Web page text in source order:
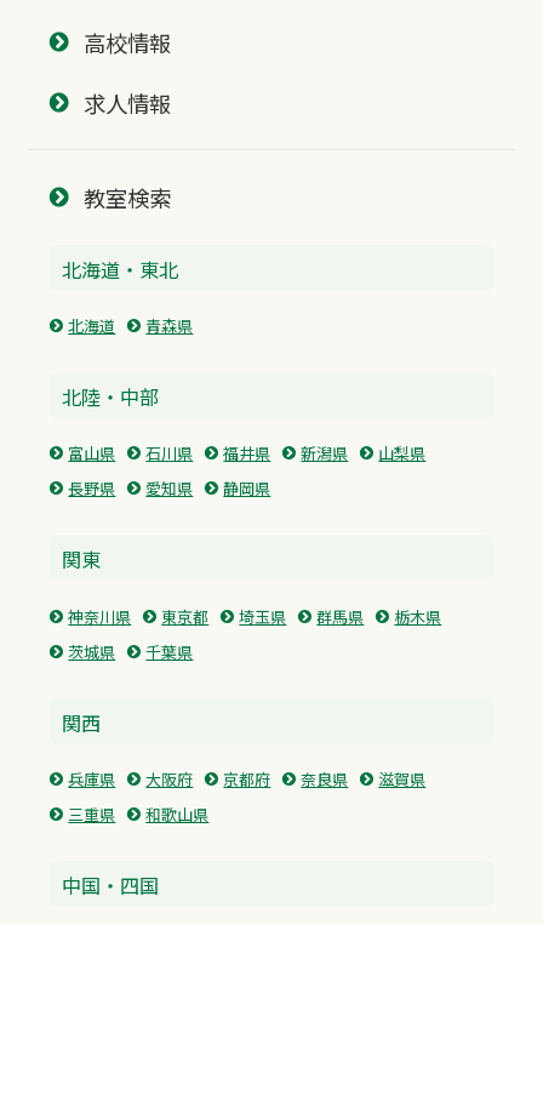
高校情報
求人情報
教室検索
北海道・東北
北海道 青森県
北陸・中部
富山県 石川県 福井県 新潟県
山梨県
長野県
愛知県 静岡県
関東
神奈川県 東京都 埼玉県 群馬県
栃木県
茨城県
千葉県
関西
兵庫県 大阪府 京都府 奈良県
滋賀県
三重県
和歌山県
中国・四国